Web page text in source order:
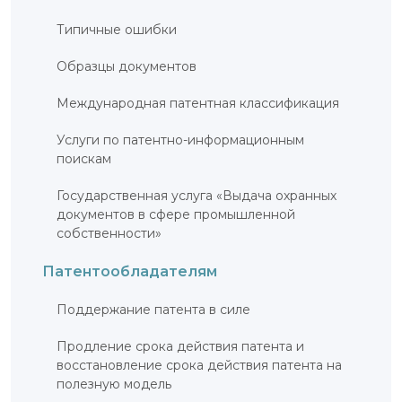
Типичные ошибки
Образцы документов
Международная патентная классификация
Услуги по патентно-информационным
поискам
Государственная услуга «Выдача охранных
документов в сфере промышленной
собственности»
Патентообладателям
Поддержание патента в силе
Продление срока действия патента и
восстановление срока действия патента на
полезную модель